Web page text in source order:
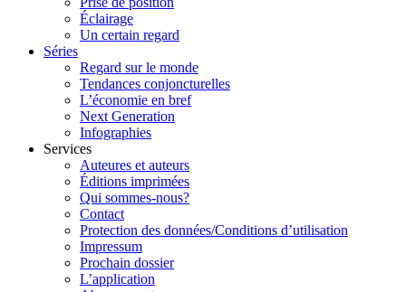
Éclairage
Un certain regard
Séries
Regard sur le monde
Tendances conjoncturelles
L’économie en bref
Next Generation
Infographies
Services
Auteures et auteurs
Éditions imprimées
Qui sommes-nous?
Contact
Protection des données/Conditions d’utilisation
Impressum
Prochain dossier
L’application